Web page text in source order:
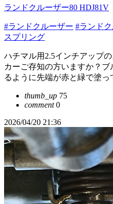
ランドクルーザー80 HDJ81V
#ランドクルーザー #ランド
スプリング
ハチマル用2.5インチアップ
カーご存知の方いますか？
るように先端が赤と緑で塗っ
thumb_up 75
comment0
2026/04/20 21:36